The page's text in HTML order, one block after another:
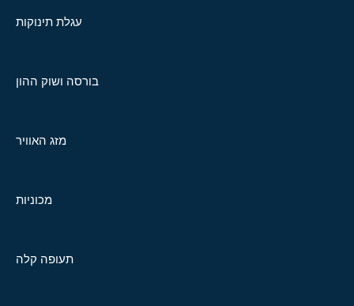
עגלת תינוקות
בורסה ושוק ההון
מזג האוויר
מכוניות
תעופה קלה